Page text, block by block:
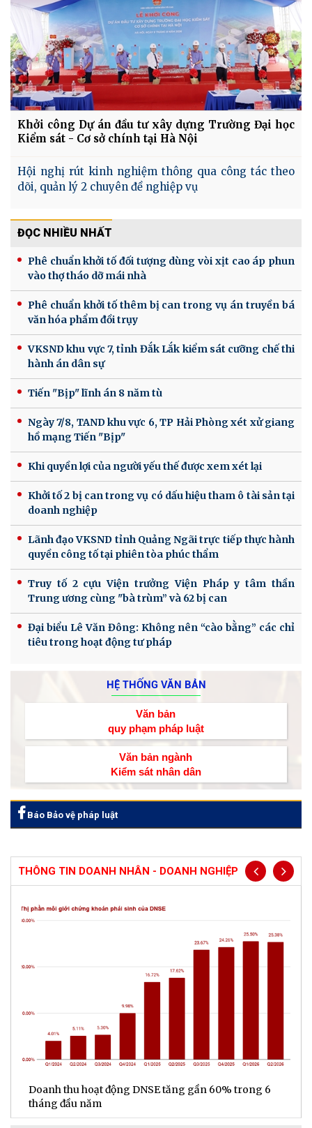
Khởi công Dự án đầu tư xây dựng Trường Đại học
Kiểm sát - Cơ sở chính tại Hà Nội
Hội nghị rút kinh nghiệm thông qua công tác theo
dõi, quản lý 2 chuyên đề nghiệp vụ
ĐỌC NHIỀU NHẤT
Phê chuẩn khởi tố đối tượng dùng vòi xịt cao áp phun
vào thợ tháo dỡ mái nhà
Phê chuẩn khởi tố thêm bị can trong vụ án truyền bá
văn hóa phẩm đồi trụy
VKSND khu vực 7, tỉnh Đắk Lắk kiểm sát cưỡng chế thi
hành án dân sự
Tiến "Bịp" lĩnh án 8 năm tù
Ngày 7/8, TAND khu vực 6, TP Hải Phòng xét xử giang
hồ mạng Tiến "Bịp"
Khi quyền lợi của người yếu thế được xem xét lại
Khởi tố 2 bị can trong vụ có dấu hiệu tham ô tài sản tại
doanh nghiệp
Lãnh đạo VKSND tỉnh Quảng Ngãi trực tiếp thực hành
quyền công tố tại phiên tòa phúc thẩm
Truy tố 2 cựu Viện trưởng Viện Pháp y tâm thần
Trung ương cùng "bà trùm” và 62 bị can
Đại biểu Lê Văn Đông: Không nên “cào bằng” các chỉ
tiêu trong hoạt động tư pháp
HỆ THỐNG VĂN BẢN
Văn bản
quy phạm pháp luật
Văn bản ngành
Kiểm sát nhân dân
Báo Bảo vệ pháp luật
THÔNG TIN DOANH NHÂN - DOANH NGHIỆP
Đa dạng hóa nguồn thu, LPBank đạt gần 6.000 tỉ
đồng lợi nhuận sau 6 tháng đầu năm 2026